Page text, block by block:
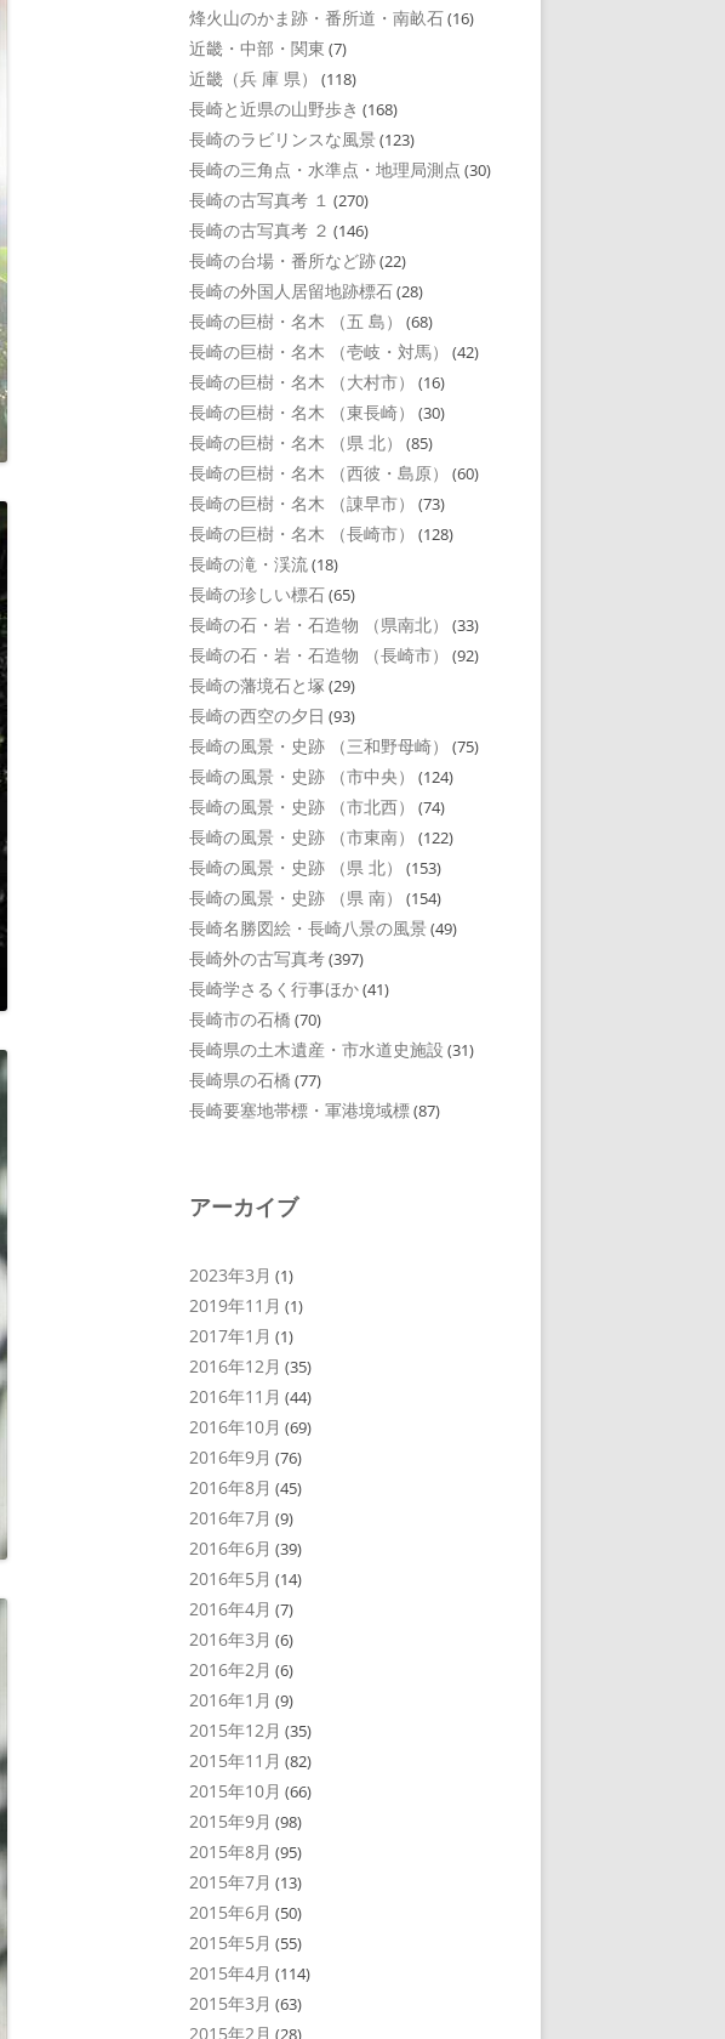
烽火山のかま跡・番所道・南畝石(16)
近畿・中部・関東 (7)
近畿（兵 庫 県） (118)
長崎と近県の山野歩き (168)
長崎のラビリンスな風景 (123)
長崎の三角点・水準点・地理局測点 (30)
長崎の古写真考 １ (270)
長崎の古写真考 ２ (146)
長崎の台場・番所など跡(22)
長崎の外国人居留地跡標石(28)
長崎の巨樹・名木 （五 島） (68)
長崎の巨樹・名木 （壱岐・対馬） (42)
長崎の巨樹・名木 （大村市） (16)
長崎の巨樹・名木 （東長崎） (30)
長崎の巨樹・名木 （県 北） (85)
長崎の巨樹・名木 （西彼・島原） (60)
長崎の巨樹・名木 （諌早市） (73)
長崎の巨樹・名木 （長崎市） (128)
長崎の滝・渓流(18)
長崎の珍しい標石(65)
長崎の石・岩・石造物 （県南北） (33)
長崎の石・岩・石造物 （長崎市） (92)
長崎の藩境石と塚 (29)
長崎の西空の夕日 (93)
長崎の風景・史跡 （三和野母崎） (75)
長崎の風景・史跡 （市中央） (124)
長崎の風景・史跡 （市北西） (74)
長崎の風景・史跡 （市東南） (122)
長崎の風景・史跡 （県 北） (153)
長崎の風景・史跡 （県 南） (154)
長崎名勝図絵・長崎八景の風景 (49)
長崎外の古写真考(397)
長崎学さるく行事ほか(41)
長崎市の石橋 (70)
長崎県の土木遺産・市水道史施設 (31)
長崎県の石橋 (77)
長崎要塞地帯標・軍港境域標(87)
アーカイブ
2023年3月 (1)
2019年11月 (1)
2017年1月 (1)
2016年12月 (35)
2016年11月 (44)
2016年10月 (69)
2016年9月 (76)
2016年8月 (45)
2016年7月 (9)
2016年6月 (39)
2016年5月 (14)
2016年4月 (7)
2016年3月 (6)
2016年2月 (6)
2016年1月 (9)
2015年12月 (35)
2015年11月 (82)
2015年10月 (66)
2015年9月 (98)
2015年8月 (95)
2015年7月 (13)
2015年6月 (50)
2015年5月 (55)
2015年4月 (114)
2015年3月 (63)
2015年2月 (28)